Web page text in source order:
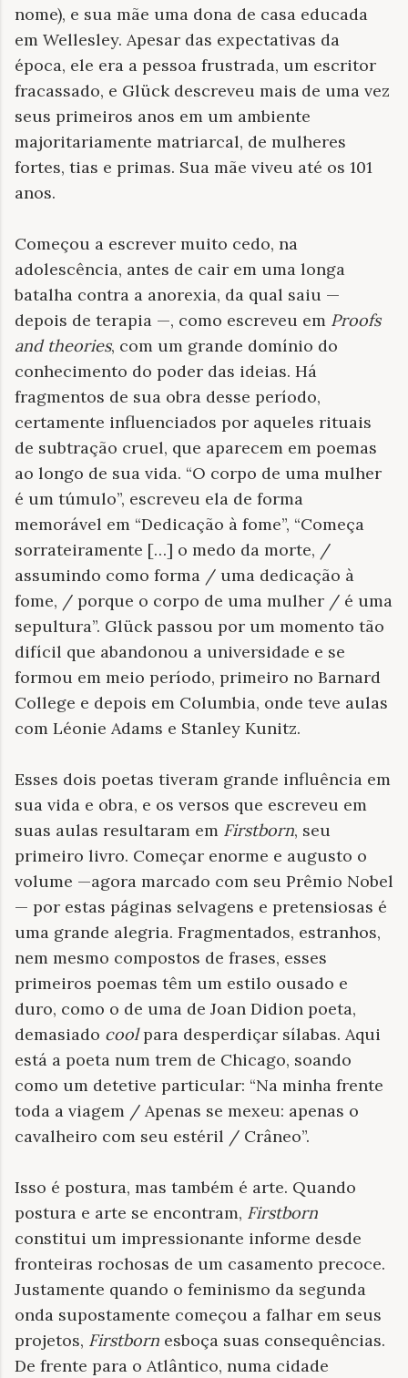
nome), e sua mãe uma dona de casa educada
em Wellesley. Apesar das expectativas da
época, ele era a pessoa frustrada, um escritor
fracassado, e Glück descreveu mais de uma vez
seus primeiros anos em um ambiente
majoritariamente matriarcal, de mulheres
fortes, tias e primas. Sua mãe viveu até os 101
anos.
Começou a escrever muito cedo, na
adolescência, antes de cair em uma longa
batalha contra a anorexia, da qual saiu —
depois de terapia —, como escreveu em Proofs
and theories, com um grande domínio do
conhecimento do poder das ideias. Há
fragmentos de sua obra desse período,
certamente influenciados por aqueles rituais
de subtração cruel, que aparecem em poemas
ao longo de sua vida. “O corpo de uma mulher
é um túmulo”, escreveu ela de forma
memorável em “Dedicação à fome”, “Começa
sorrateiramente […] o medo da morte, /
assumindo como forma / uma dedicação à
fome, / porque o corpo de uma mulher / é uma
sepultura”. Glück passou por um momento tão
difícil que abandonou a universidade e se
formou em meio período, primeiro no Barnard
College e depois em Columbia, onde teve aulas
com Léonie Adams e Stanley Kunitz.
Esses dois poetas tiveram grande influência em
sua vida e obra, e os versos que escreveu em
suas aulas resultaram em Firstborn, seu
primeiro livro. Começar enorme e augusto o
volume —agora marcado com seu Prêmio Nobel
— por estas páginas selvagens e pretensiosas é
uma grande alegria. Fragmentados, estranhos,
nem mesmo compostos de frases, esses
primeiros poemas têm um estilo ousado e
duro, como o de uma de Joan Didion poeta,
demasiado coolpara desperdiçar sílabas. Aqui
está a poeta num trem de Chicago, soando
como um detetive particular: “Na minha frente
toda a viagem / Apenas se mexeu: apenas o
cavalheiro com seu estéril / Crâneo”.
Isso é postura, mas também é arte. Quando
postura e arte se encontram, Firstborn
constitui um impressionante informe desde
fronteiras rochosas de um casamento precoce.
Justamente quando o feminismo da segunda
onda supostamente começou a falhar em seus
projetos, Firstborn esboça suas consequências.
De frente para o Atlântico, numa cidade